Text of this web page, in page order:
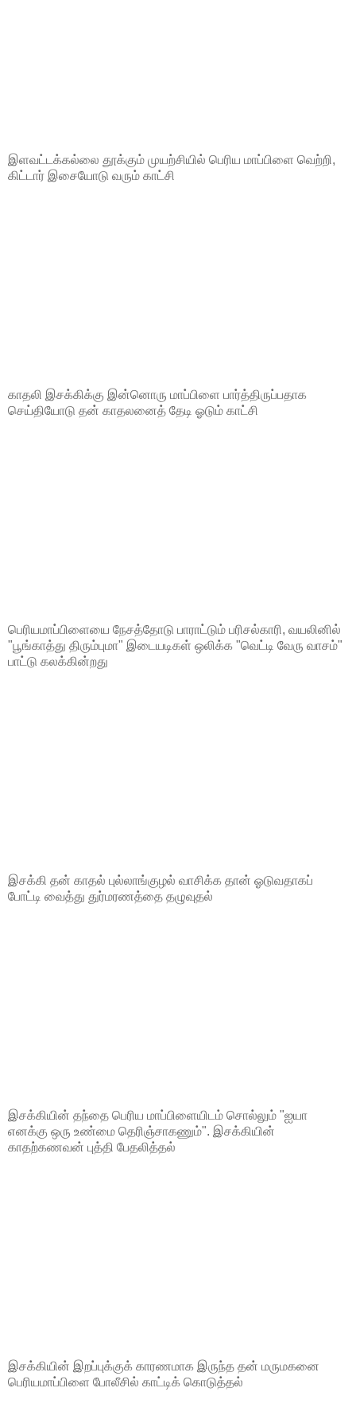
இளவட்டக்கல்லை தூக்கும் முயற்சியில் பெரிய மாப்பிளை வெற்றி,
கிட்டார் இசையோடு வரும் காட்சி
காதலி இசக்கிக்கு இன்னொரு மாப்பிளை பார்த்திருப்பதாக
செய்தியோடு தன் காதலனைத் தேடி ஓடும் காட்சி
பெரியமாப்பிளையை நேசத்தோடு பாராட்டும் பரிசல்காரி, வயலினில்
"பூங்காத்து திரும்புமா" இடையடிகள் ஒலிக்க "வெட்டி வேரு வாசம்"
பாட்டு கலக்கின்றது
இசக்கி தன் காதல் புல்லாங்குழல் வாசிக்க தான் ஓடுவதாகப்
போட்டி வைத்து துர்மரணத்தை தழுவுதல்
இசக்கியின் தந்தை பெரிய மாப்பிளையிடம் சொல்லும் "ஐயா
எனக்கு ஒரு உண்மை தெரிஞ்சாகணும்". இசக்கியின்
காதற்கணவன் புத்தி பேதலித்தல்
இசக்கியின் இறப்புக்குக் காரணமாக இருந்த தன் மருமகனை
பெரியமாப்பிளை போலீசில் காட்டிக் கொடுத்தல்